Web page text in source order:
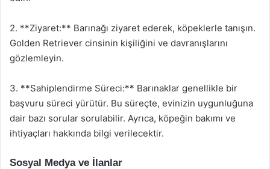
2. **Ziyaret:** Barınağı ziyaret ederek, köpeklerle tanışın.
Golden Retriever cinsinin kişiliğini ve davranışlarını
gözlemleyin.
3. **Sahiplendirme Süreci:** Barınaklar genellikle bir
başvuru süreci yürütür. Bu süreçte, evinizin uygunluğuna
dair bazı sorular sorulabilir. Ayrıca, köpeğin bakımı ve
ihtiyaçları hakkında bilgi verilecektir.
Sosyal Medya ve İlanlar